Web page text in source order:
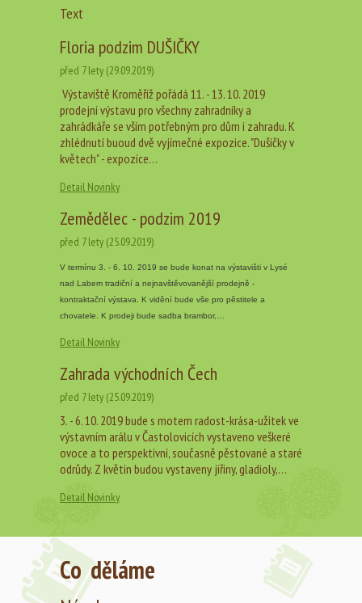
Text
Floria podzim DUŠIČKY
před 7 lety (29.09.2019)
Výstaviště Kroměříž pořádá 11. - 13. 10. 2019
prodejní výstavu pro všechny zahradníky a
zahrádkáře se vším potřebným pro dům i zahradu. K
zhlédnutí buoud dvě vyjímečné expozice. "Dušičky v
květech" - expozice…
Detail Novinky
Zemědělec - podzim 2019
před 7 lety (25.09.2019)
V termínu 3. - 6. 10. 2019 se bude konat na výstavišti v Lysé
nad Labem tradiční a nejnavštěvovanější prodejně -
kontraktační výstava. K vidění bude vše pro pěstitele a
chovatele. K prodeji bude sadba brambor,…
Detail Novinky
Zahrada východních Čech
před 7 lety (25.09.2019)
3. - 6. 10. 2019 bude s motem radost-krása-užitek ve
výstavním arálu v Častolovicích vystaveno veškeré
ovoce a to perspektivní, současně pěstované a staré
odrůdy. Z květin budou vystaveny jiřiny, gladioly,…
Detail Novinky
Co děláme